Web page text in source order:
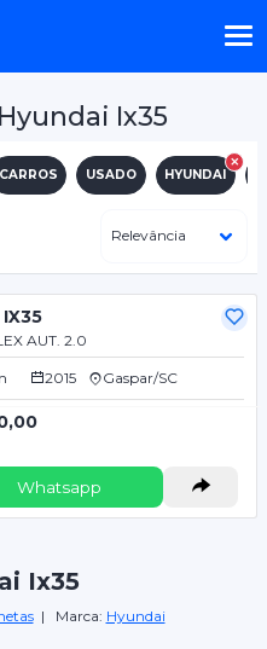
Ix35
CARROS USADO HYUNDAI
IX35
AUT. 2.0
2015 Gaspar/SC
Whatsapp
Ix35
| Marca: Hyundai